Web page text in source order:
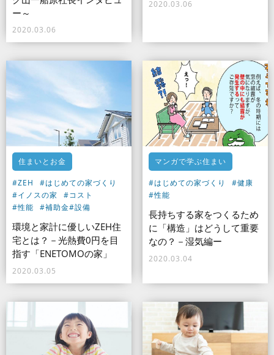
ー～
2020.03.06
2020.03.06
住まいとお金
#ZEH
#はじめての家づくり
#イノスの家
#コスト
#性能
#補助金#設備
環境と家計に優しいZEH住
宅とは？－光熱費0円を目
指す「ENETOMOの家」
2020.03.05
マンガで学ぶ住まい
#はじめての家づくり
#健康
#性能
長持ちする家をつくるため
に「構造」はどうして重要
なの？－湿気編ー
2020.03.04